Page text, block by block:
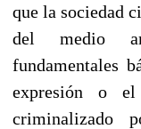
que la sociedad
del medio
fundamentales
expresión o
criminalizado